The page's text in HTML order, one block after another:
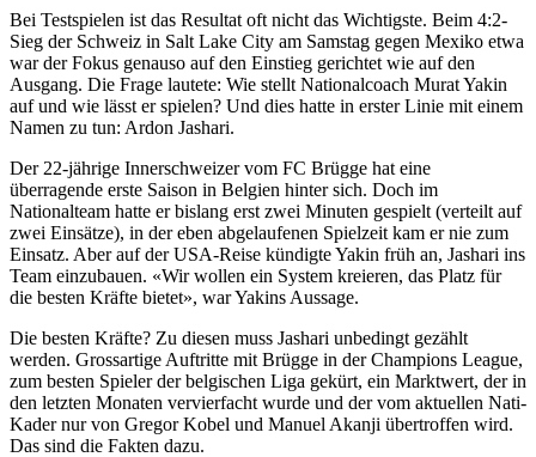
Bei Testspielen ist das Resultat oft nicht das Wichtigste. Beim 4:2-
Sieg der Schweiz in Salt Lake City am Samstag gegen Mexiko etwa
war der Fokus genauso auf den Einstieg gerichtet wie auf den
Ausgang. Die Frage lautete: Wie stellt Nationalcoach Murat Yakin
auf und wie lässt er spielen? Und dies hatte in erster Linie mit einem
Namen zu tun: Ardon Jashari.
Der 22-jährige Innerschweizer vom FC Brügge hat eine
überragende erste Saison in Belgien hinter sich. Doch im
Nationalteam hatte er bislang erst zwei Minuten gespielt (verteilt auf
zwei Einsätze), in der eben abgelaufenen Spielzeit kam er nie zum
Einsatz. Aber auf der USA-Reise kündigte Yakin früh an, Jashari ins
Team einzubauen. «Wir wollen ein System kreieren, das Platz für
die besten Kräfte bietet», war Yakins Aussage.
Die besten Kräfte? Zu diesen muss Jashari unbedingt gezählt
werden. Grossartige Auftritte mit Brügge in der Champions League,
zum besten Spieler der belgischen Liga gekürt, ein Marktwert, der in
den letzten Monaten vervierfacht wurde und der vom aktuellen Nati-
Kader nur von Gregor Kobel und Manuel Akanji übertroffen wird.
Das sind die Fakten dazu.